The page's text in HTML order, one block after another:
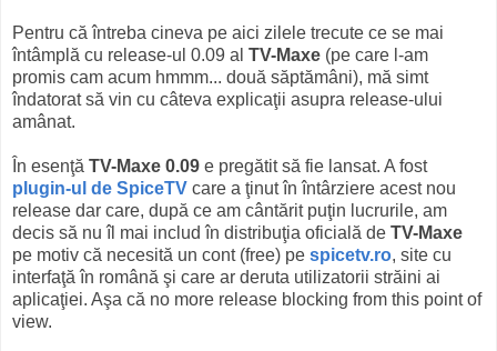
Pentru că întreba cineva pe aici zilele trecute ce se mai
întâmplă cu release-ul 0.09 al TV-Maxe (pe care l-am
promis cam acum hmmm... două săptămâni), mă simt
îndatorat să vin cu câteva explicaţii asupra release-ului
amânat.
În esenţă TV-Maxe 0.09 e pregătit să fie lansat. A fost
plugin-ul de SpiceTV care a ţinut în întârziere acest nou
release dar care, după ce am cântărit puţin lucrurile, am
decis să nu îl mai includ în distribuţia oficială de TV-Maxe
pe motiv că necesită un cont (free) pe spicetv.ro, site cu
interfaţă în română şi care ar deruta utilizatorii străini ai
aplicaţiei. Aşa că no more release blocking from this point of
view.